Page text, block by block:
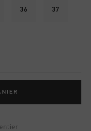
36 37